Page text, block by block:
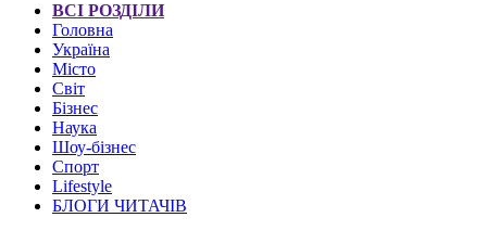
ВСІ РОЗДІЛИ
Головна
Україна
Місто
Світ
Бізнес
Наука
Шоу-бізнес
Спорт
Lifestyle
БЛОГИ ЧИТАЧІВ